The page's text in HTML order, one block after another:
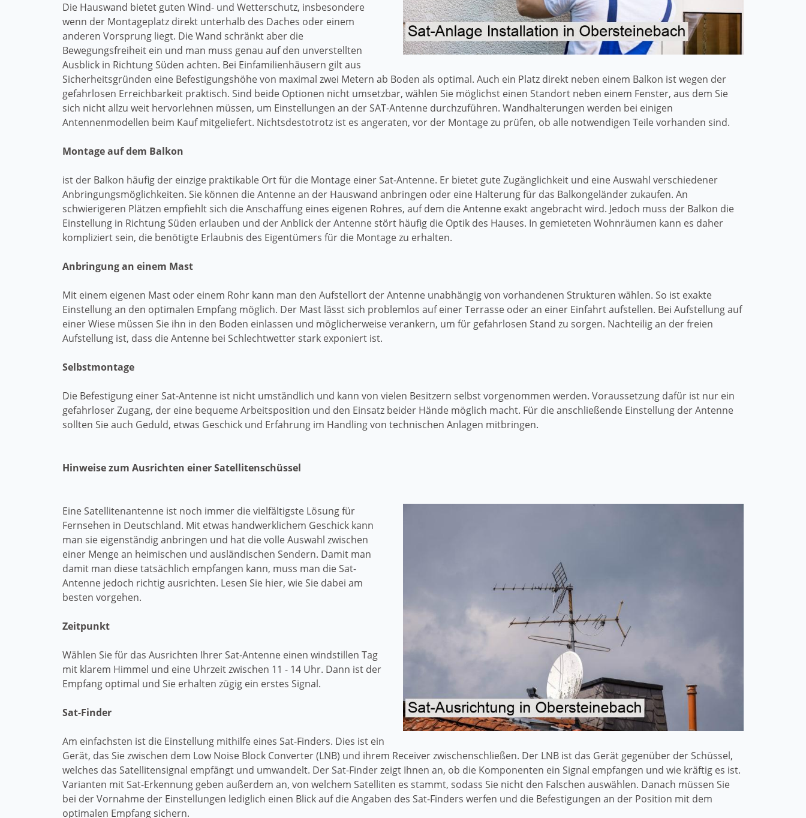
Die Hauswand bietet guten Wind- und Wetterschutz, insbesondere
wenn der Montageplatz direkt unterhalb des Daches oder einem
anderen Vorsprung liegt. Die Wand schränkt aber die
Bewegungsfreiheit ein und man muss genau auf den unverstellten
Ausblick in Richtung Süden achten. Bei Einfamilienhäusern gilt aus
Sicherheitsgründen eine Befestigungshöhe von maximal zwei Metern ab Boden als optimal. Auch ein Platz direkt neben einem Balkon ist wegen der
gefahrlosen Erreichbarkeit praktisch. Sind beide Optionen nicht umsetzbar, wählen Sie möglichst einen Standort neben einem Fenster, aus dem Sie
sich nicht allzu weit hervorlehnen müssen, um Einstellungen an der SAT-Antenne durchzuführen. Wandhalterungen werden bei einigen
Antennenmodellen beim Kauf mitgeliefert. Nichtsdestotrotz ist es angeraten, vor der Montage zu prüfen, ob alle notwendigen Teile vorhanden sind.
Montage auf dem Balkon
ist der Balkon häufig der einzige praktikable Ort für die Montage einer Sat-Antenne. Er bietet gute Zugänglichkeit und eine Auswahl verschiedener
Anbringungsmöglichkeiten. Sie können die Antenne an der Hauswand anbringen oder eine Halterung für das Balkongeländer zukaufen. An
schwierigeren Plätzen empfiehlt sich die Anschaffung eines eigenen Rohres, auf dem die Antenne exakt angebracht wird. Jedoch muss der Balkon die
Einstellung in Richtung Süden erlauben und der Anblick der Antenne stört häufig die Optik des Hauses. In gemieteten Wohnräumen kann es daher
kompliziert sein, die benötigte Erlaubnis des Eigentümers für die Montage zu erhalten.
Anbringung an einem Mast
Mit einem eigenen Mast oder einem Rohr kann man den Aufstellort der Antenne unabhängig von vorhandenen Strukturen wählen. So ist exakte
Einstellung an den optimalen Empfang möglich. Der Mast lässt sich problemlos auf einer Terrasse oder an einer Einfahrt aufstellen. Bei Aufstellung auf
einer Wiese müssen Sie ihn in den Boden einlassen und möglicherweise verankern, um für gefahrlosen Stand zu sorgen. Nachteilig an der freien
Aufstellung ist, dass die Antenne bei Schlechtwetter stark exponiert ist.
Selbstmontage
Die Befestigung einer Sat-Antenne ist nicht umständlich und kann von vielen Besitzern selbst vorgenommen werden. Voraussetzung dafür ist nur ein
gefahrloser Zugang, der eine bequeme Arbeitsposition und den Einsatz beider Hände möglich macht. Für die anschließende Einstellung der Antenne
sollten Sie auch Geduld, etwas Geschick und Erfahrung im Handling von technischen Anlagen mitbringen.
Hinweise zum Ausrichten einer Satellitenschüssel
Eine Satellitenantenne ist noch immer die vielfältigste Lösung für
Fernsehen in Deutschland. Mit etwas handwerklichem Geschick kann
man sie eigenständig anbringen und hat die volle Auswahl zwischen
einer Menge an heimischen und ausländischen Sendern. Damit man
damit man diese tatsächlich empfangen kann, muss man die Sat-
Antenne jedoch richtig ausrichten. Lesen Sie hier, wie Sie dabei am
besten vorgehen.
Zeitpunkt
Wählen Sie für das Ausrichten Ihrer Sat-Antenne einen windstillen Tag
mit klarem Himmel und eine Uhrzeit zwischen 11 - 14 Uhr. Dann ist der
Empfang optimal und Sie erhalten zügig ein erstes Signal.
Sat-Finder
Am einfachsten ist die Einstellung mithilfe eines Sat-Finders. Dies ist ein
Gerät, das Sie zwischen dem Low Noise Block Converter (LNB) und ihrem Receiver zwischenschließen. Der LNB ist das Gerät gegenüber der Schüssel,
welches das Satellitensignal empfängt und umwandelt. Der Sat-Finder zeigt Ihnen an, ob die Komponenten ein Signal empfangen und wie kräftig es ist.
Varianten mit Sat-Erkennung geben außerdem an, von welchem Satelliten es stammt, sodass Sie nicht den Falschen auswählen. Danach müssen Sie
bei der Vornahme der Einstellungen lediglich einen Blick auf die Angaben des Sat-Finders werfen und die Befestigungen an der Position mit dem
optimalen Empfang sichern.